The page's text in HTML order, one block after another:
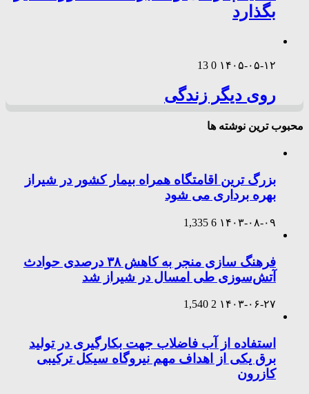
بگذارد
۱۴۰۵-۰۵-۱۲ 0
13
روی دیگر زندگی
محبوب ترین نوشته ها
بزرگ ترین اقامتگاه همراه بیمار کشور در شیراز
بهره برداری می شود
۱۴۰۳-۰۸-۰۹ 6
1,335
فرهنگ سازی منجر به کاهش ۳۸ درصدی حوادث
آتش‌سوزی طی امسال در شیراز شد
۱۴۰۳-۰۶-۲۷ 2
1,540
استفاده از آب فاضلاب جهت بکارگیری در تولید
برق یکی از اهداف مهم نیروگاه سیکل ترکیبی
کازرون